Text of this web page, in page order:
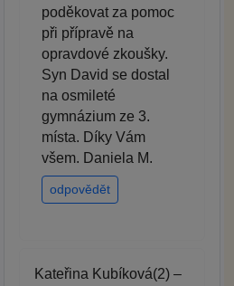
poděkovat za pomoc
při přípravě na
opravdové zkoušky.
Syn David se dostal
na osmileté
gymnázium ze 3.
místa. Díky Vám
všem. Daniela M.
odpovědět
Kateřina Kubíková(2) –